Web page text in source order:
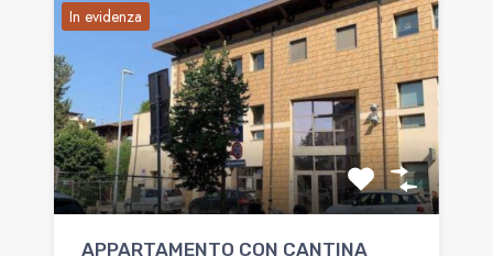
In evidenza
APPARTAMENTO CON CANTINA